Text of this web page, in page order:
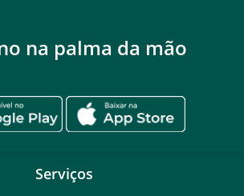
na palma da mão
Serviços